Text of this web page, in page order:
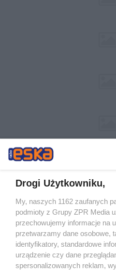
Żaden utwór zamieszczony w serwisie
rozpowszechniany lub dalej
tym także elektroniczny lub
eksploatacji w jakiejkolwiek formie,
Internecie bez pisemnej zgody
wykorzystanie utworów w całości lub
tzn. bez właściwej zgody, jest
ścigane prawnie.
Drogi Użytkowniku,
My, naszych 1162 zaufanych
podmioty z Grupy ZPR Media
przechowujemy informacje na
przetwarzamy dane osobowe,
identyfikatory, standardowe
urządzenie czy dane
spersonalizowanych reklam,